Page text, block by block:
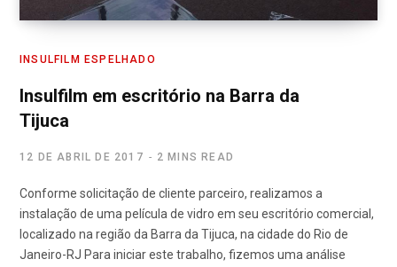
INSULFILM ESPELHADO
Insulfilm em escritório na Barra da
Tijuca
12 DE ABRIL DE 2017 2 MINS READ
Conforme solicitação de cliente parceiro, realizamos a
instalação de uma película de vidro em seu escritório comercial,
localizado na região da Barra da Tijuca, na cidade do Rio de
Janeiro-RJ Para iniciar este trabalho, fizemos uma análise